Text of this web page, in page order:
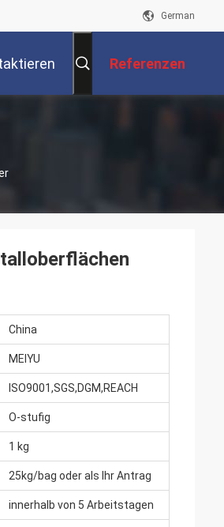
German
Referenzen
China
MEIYU
ISO9001,SGS,DGM,REACH
O-stufig
1 kg
25kg/bag oder als Ihr Antrag
innerhalb von 5 Arbeitstagen